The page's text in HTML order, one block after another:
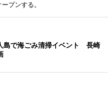
プンする。
島で海ごみ清掃イベント 長崎